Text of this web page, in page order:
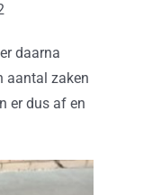
daarna
aantal zaken
er dus af en